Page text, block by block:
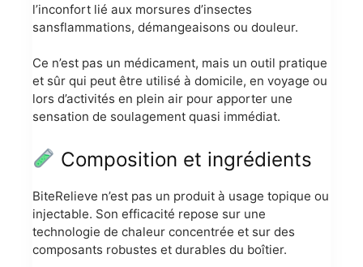
l’inconfort lié aux morsures d’insectes
sansflammations, démangeaisons ou douleur.
Ce n’est pas un médicament, mais un outil pratique
et sûr qui peut être utilisé à domicile, en voyage ou
lors d’activités en plein air pour apporter une
sensation de soulagement quasi immédiat.
Composition et ingrédients
BiteRelieve n’est pas un produit à usage topique ou
injectable. Son efficacité repose sur une
technologie de chaleur concentrée et sur des
composants robustes et durables du boîtier.